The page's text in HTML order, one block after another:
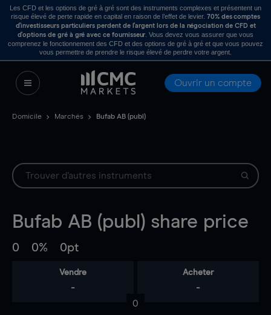
Les CFD et les options de gré à gré sont des instruments complexes et présentent un
risque élevé de perte rapide en capital en raison de l’effet de levier. 70% des comptes
d’investisseurs particuliers perdent de l’argent lors de la négociation de CFD et
d’options de gré à gré avec ce fournisseur . Vous devez vous assurer que vous
comprenez le fonctionnement des CFD et des options de gré à gré et que vous pouvez
vous permettre de prendre le risque élevé de perdre votre argent.
Ouvrir un compte
Domicile Marchés Bufab AB (publ)
Bufab AB (publ) share price
0 0% 0pt
Vendre
-
Acheter
-
0